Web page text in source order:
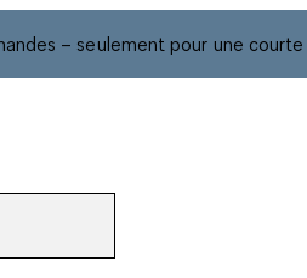
– seulement pour une